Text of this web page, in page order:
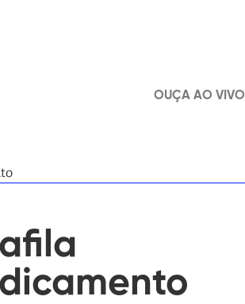
OUÇA AO VIVO